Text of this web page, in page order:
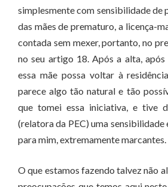
simplesmente com sensibilidade de
das mães de prematuro, a licença-
contada sem mexer, portanto, no
no seu artigo 18. Após a alta,
essa mãe possa voltar à
parece algo tão natural e tão
que tomei essa iniciativa, e tive
(relatora da PEC) uma sensibilidade
para mim, extremamente marcantes.
O que estamos fazendo talvez não